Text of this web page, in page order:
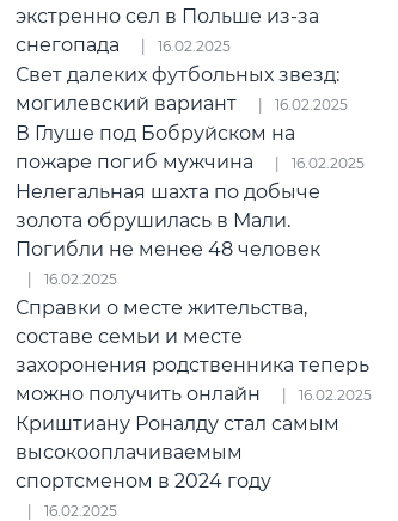
экстренно сел в Польше из-за
снегопада
16.02.2025
Свет далеких футбольных звезд:
могилевский вариант
16.02.2025
В Глуше под Бобруйском на
пожаре погиб мужчина
16.02.2025
Нелегальная шахта по добыче
золота обрушилась в Мали.
Погибли не менее 48 человек
16.02.2025
Справки о месте жительства,
составе семьи и месте
захоронения родственника теперь
можно получить онлайн
16.02.2025
Криштиану Роналду стал самым
высокооплачиваемым
спортсменом в 2024 году
16.02.2025